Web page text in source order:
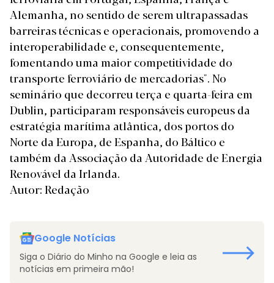
Alemanha, no sentido de serem ultrapassadas
barreiras técnicas e operacionais, promovendo a
interoperabilidade e, consequentemente,
fomentando uma maior competitividade do
transporte ferroviário de mercadorias". No
seminário que decorreu terça e quarta-feira em
Dublin, participaram responsáveis europeus da
estratégia marítima atlântica, dos portos do
Norte da Europa, de Espanha, do Báltico e
também da Associação da Autoridade de Energia
Renovável da Irlanda.
Autor: Redação
Google Notícias
Siga o Diário do Minho na Google e leia as
notícias em primeira mão!